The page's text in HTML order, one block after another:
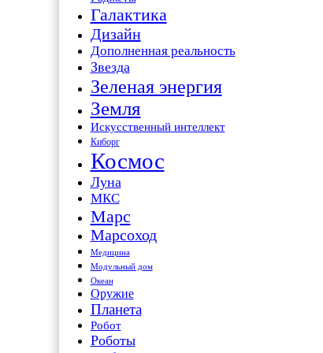
Галактика
Дизайн
Дополненная реальность
Звезда
Зеленая энергия
Земля
Искусственный интеллект
Киборг
Космос
Луна
МКС
Марс
Марсоход
Медицина
Модульный дом
Океан
Оружие
Планета
Робот
Роботы